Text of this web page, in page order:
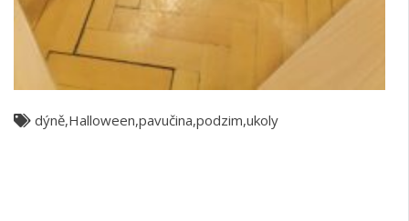
dýně,Halloween,pavučina,podzim,ukoly